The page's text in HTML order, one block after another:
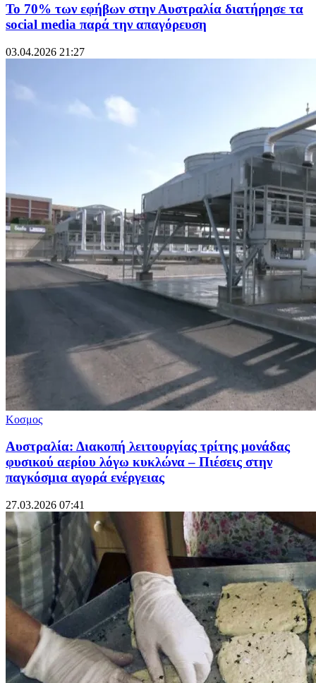
Το 70% των εφήβων στην Αυστραλία διατήρησε τα
social media παρά την απαγόρευση
03.04.2026 21:27
Κοσμος
Αυστραλία: Διακοπή λειτουργίας τρίτης μονάδας
φυσικού αερίου λόγω κυκλώνα – Πιέσεις στην
παγκόσμια αγορά ενέργειας
27.03.2026 07:41